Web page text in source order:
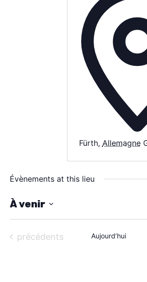
À
Fürth, Allemagne
Évènements at this lieu
À venir
S
é Évènements
précédents Aujourd’hui